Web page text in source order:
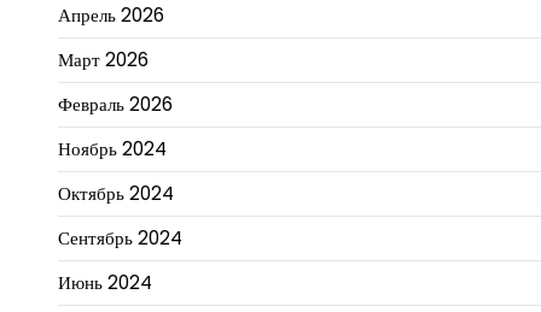
Апрель 2026
Март 2026
Февраль 2026
Ноябрь 2024
Октябрь 2024
Сентябрь 2024
Июнь 2024